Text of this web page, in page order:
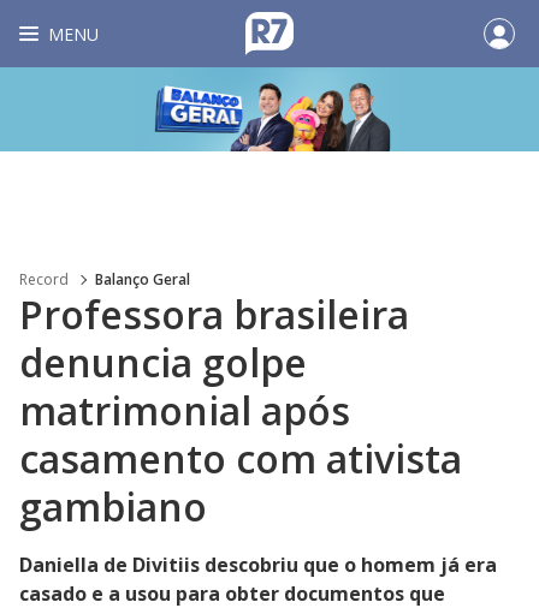
MENU
Record Balanço Geral
Professora brasileira
denuncia golpe
matrimonial após
casamento com ativista
gambiano
Daniella de Divitiis descobriu que o homem já era
casado e a usou para obter documentos que